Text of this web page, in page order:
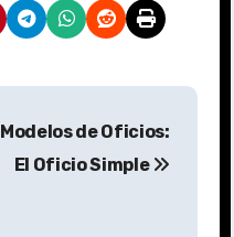
Modelos de Oficios:
El Oficio Simple